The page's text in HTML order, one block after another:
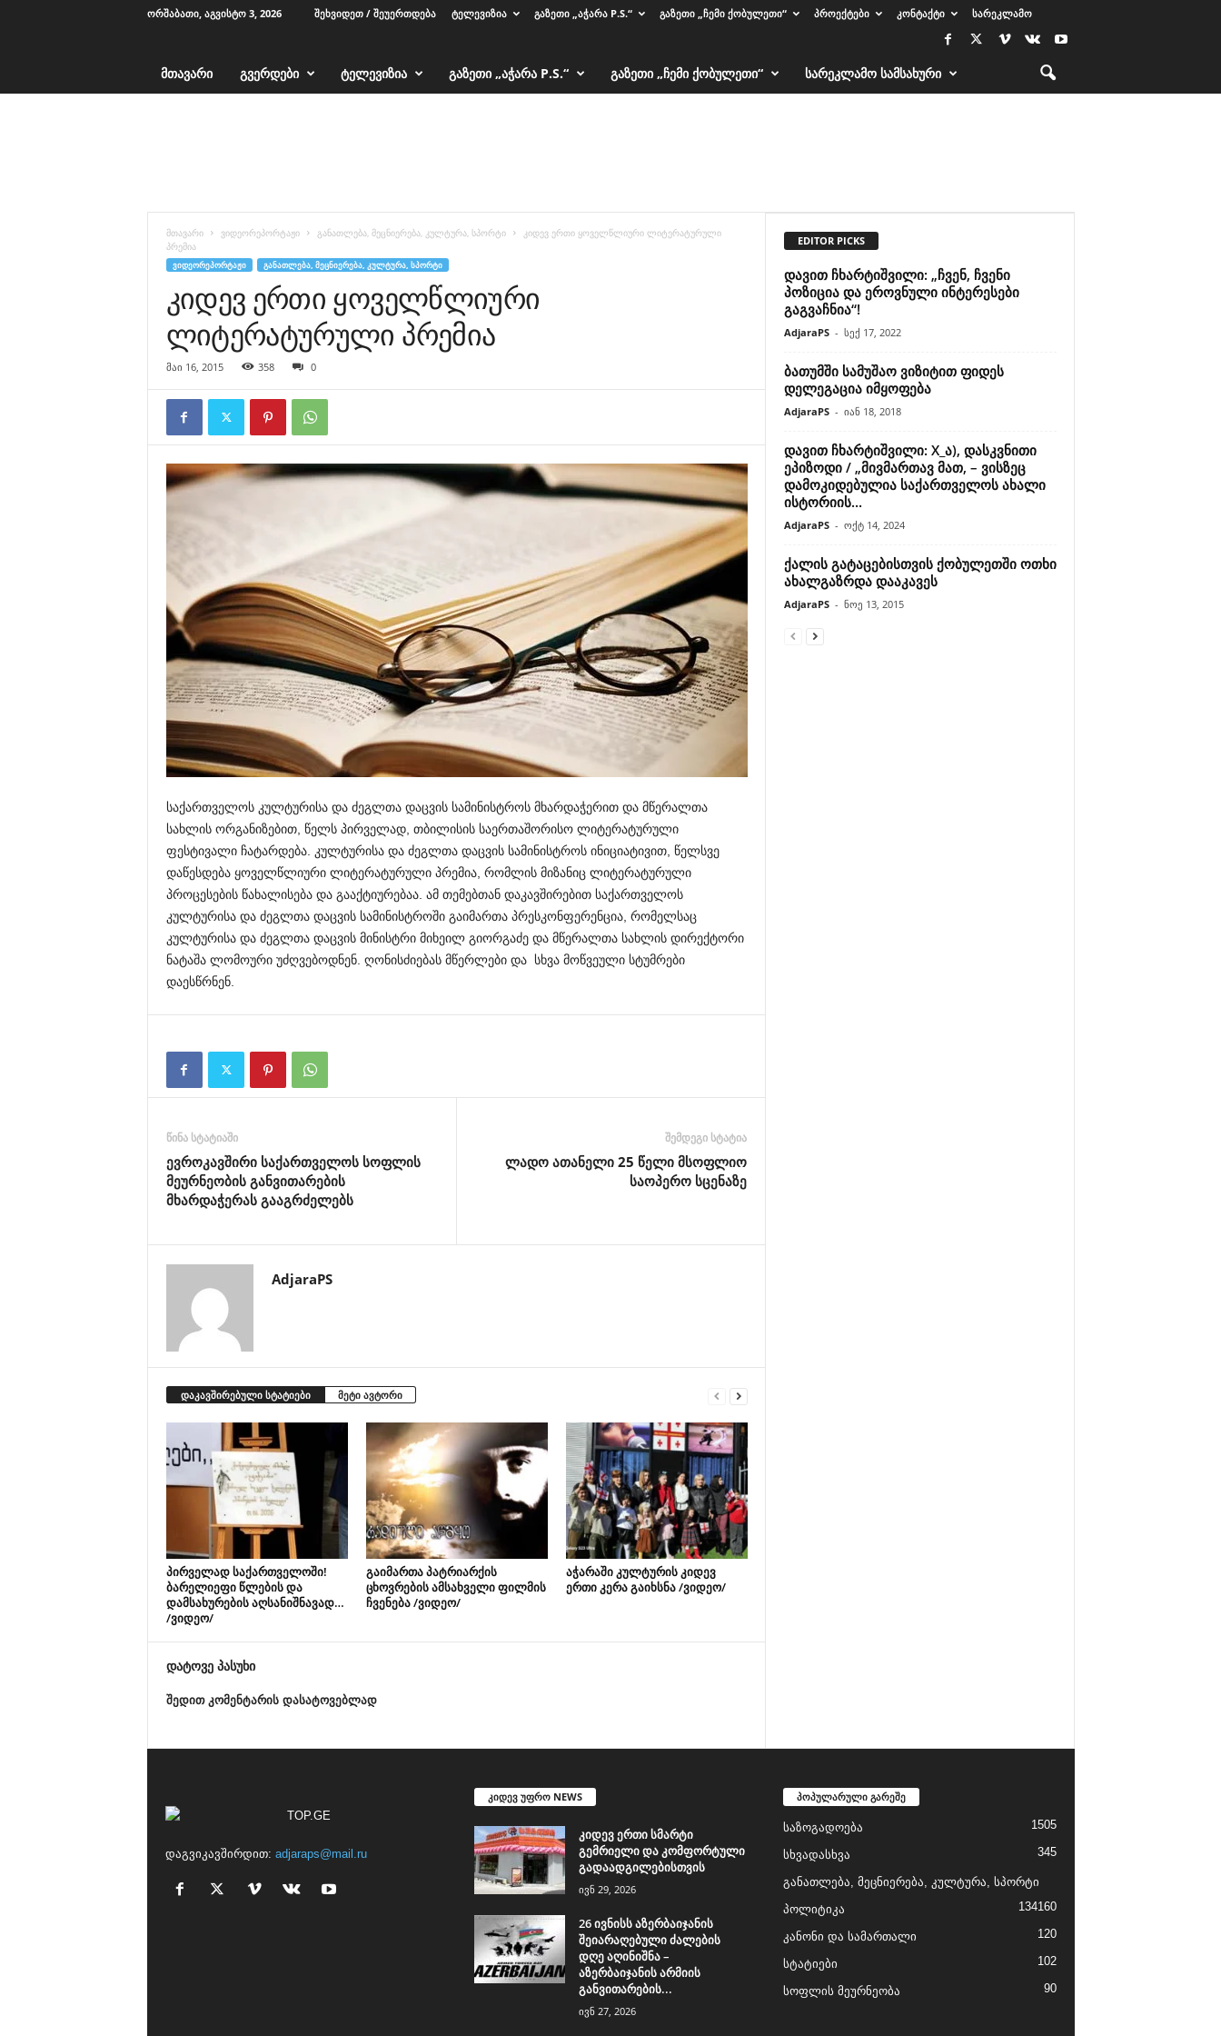
ᲝᲠᲨᲐᲑᲐᲗᲘ, ᲐᲒᲕᲘᲡᲢᲝ 3, 2026 ᲨᲔᲮᲕᲘᲓᲔᲗ / ᲨᲔᲣᲔᲠᲗᲓᲔᲑᲐ ᲢᲔᲚᲔᲕᲘᲖᲘᲐ ᲒᲐᲖᲔᲗᲘ „ᲐᲭᲐᲠᲐ P.S.“ ᲒᲐᲖᲔᲗᲘ „ᲩᲔᲛᲘ ᲥᲝᲑᲣᲚᲔᲗᲘ“ ᲞᲠᲝᲔᲥᲢᲔᲑᲘ ᲙᲝᲜᲢᲐᲥᲢᲘ ᲡᲐᲠᲔᲙᲚᲐᲛᲝ
ᲛᲗᲐᲕᲐᲠᲘ ᲒᲕᲔᲠᲓᲔᲑᲘ ᲢᲔᲚᲔᲕᲘᲖᲘᲐ ᲒᲐᲖᲔᲗᲘ „ᲐᲭᲐᲠᲐ P.S.“ ᲒᲐᲖᲔᲗᲘ „ᲩᲔᲛᲘ ᲥᲝᲑᲣᲚᲔᲗᲘ“ ᲡᲐᲠᲔᲙᲚᲐᲛᲝ ᲡᲐᲛᲡᲐᲮᲣᲠᲘ
მთავარი ვიდეორეპორტაჟი განათლება, მეცნიერება, კულტურა, სპორტი
კიდევ ერთი ყოველწლიური ლიტერატურული
პრემია
ᲕᲘᲓᲔᲝᲠᲔᲞᲝᲠᲢᲐᲟᲘ ᲒᲐᲜᲐᲗᲚᲔᲑᲐ, ᲛᲔᲪᲜᲘᲔᲠᲔᲑᲐ, ᲙᲣᲚᲢᲣᲠᲐ, ᲡᲞᲝᲠᲢᲘ
კიდევ ერთი ყოველწლიური
ლიტერატურული პრემია
მაი 16, 2015 358 0
საქართველოს კულტურისა და ძეგლთა დაცვის სამინისტროს მხარდაჭერით და მწერალთა
სახლის ორგანიზებით, წელს პირველად, თბილისის საერთაშორისო ლიტერატურული
ფესტივალი ჩატარდება. კულტურისა და ძეგლთა დაცვის სამინისტროს ინიციატივით, წელსვე
დაწესდება ყოველწლიური ლიტერატურული პრემია, რომლის მიზანიც ლიტერატურული
პროცესების წახალისება და გააქტიურებაა. ამ თემებთან დაკავშირებით საქართველოს
კულტურისა და ძეგლთა დაცვის სამინისტროში გაიმართა პრესკონფერენცია, რომელსაც
კულტურისა და ძეგლთა დაცვის მინისტრი მიხეილ გიორგაძე და მწერალთა სახლის დირექტორი
ნატაშა ლომოური უძღვებოდნენ. ღონისძიებას მწერლები და სხვა მოწვეული სტუმრები
დაესწრნენ.
წინა სტატიაში
ევროკავშირი საქართველოს სოფლის
მეურნეობის განვითარების
მხარდაჭერას გააგრძელებს
შემდეგი სტატია
ლადო ათანელი 25 წელი მსოფლიო
საოპერო სცენაზე
AdjaraPS
დაკავშირებული სტატიები მეტი ავტორი
პირველად საქართველოში!
ბარელიეფი წლების და
დამსახურების აღსანიშნავად…
/ვიდეო/
გაიმართა პატრიარქის
ცხოვრების ამსახველი ფილმის
ჩვენება /ვიდეო/
აჭარაში კულტურის კიდევ
ერთი კერა გაიხსნა /ვიდეო/
დატოვე პასუხი
შედით კომენტარის დასატოვებლად
EDITOR PICKS
დავით ჩხარტიშვილი: „ჩვენ, ჩვენი
პოზიცია და ეროვნული ინტერესები
გაგვაჩნია“!
AdjaraPS - სექ 17, 2022
ბათუმში სამუშაო ვიზიტით ფიდეს
დელეგაცია იმყოფება
AdjaraPS - იან 18, 2018
დავით ჩხარტიშვილი: X_ა), დასკვნითი
ეპიზოდი / „მივმართავ მათ, – ვისზეც
დამოკიდებულია საქართველოს ახალი
ისტორიის...
AdjaraPS - ოქტ 14, 2024
ქალის გატაცებისთვის ქობულეთში ოთხი
ახალგაზრდა დააკავეს
AdjaraPS - ნოე 13, 2015
დაგვიკავშირდით: adjaraps@mail.ru
კიდევ უფრო NEWS
კიდევ ერთი სმარტი
გემრიელი და კომფორტული
გადაადგილებისთვის
ივნ 29, 2026
26 ივნისს აზერბაიჯანის
შეიარაღებული ძალების
დღე აღინიშნა –
აზერბაიჯანის არმიის
განვითარების...
ივნ 27, 2026
პოპულარული გარეშე
საზოგადოება 1505
სხვადასხვა 345
განათლება, მეცნიერება, კულტურა, სპორტი
160
პოლიტიკა 134
კანონი და სამართალი 120
სტატიები 102
სოფლის მეურნეობა 90